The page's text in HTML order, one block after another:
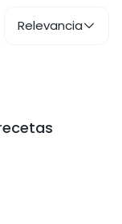
Relevancia